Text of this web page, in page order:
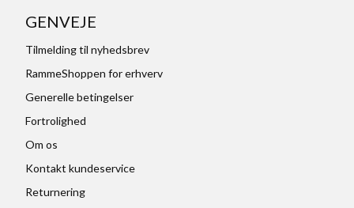
GENVEJE
Tilmelding til nyhedsbrev
RammeShoppen for erhverv
Generelle betingelser
Fortrolighed
Om os
Kontakt kundeservice
Returnering